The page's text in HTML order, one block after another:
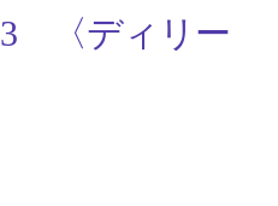
〈ディリー